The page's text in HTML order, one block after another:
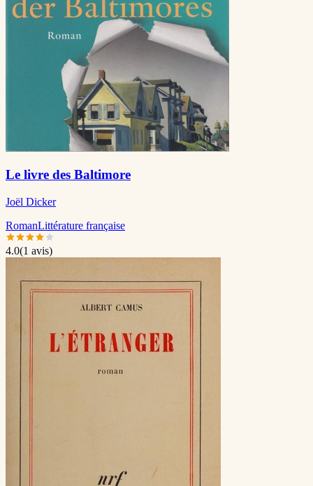
Le livre des Baltimore
Joël Dicker
RomanLittérature française
4.0(1 avis)